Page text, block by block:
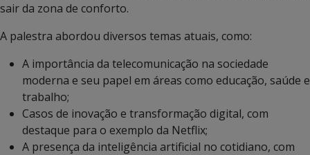
sair da zona de conforto.
A palestra abordou diversos temas atuais, como:
A importância da telecomunicação na sociedade
moderna e seu papel em áreas como educação, saúde e
trabalho;
Casos de inovação e transformação digital, com
destaque para o exemplo da Netflix;
A presença da inteligência artificial no cotidiano, com